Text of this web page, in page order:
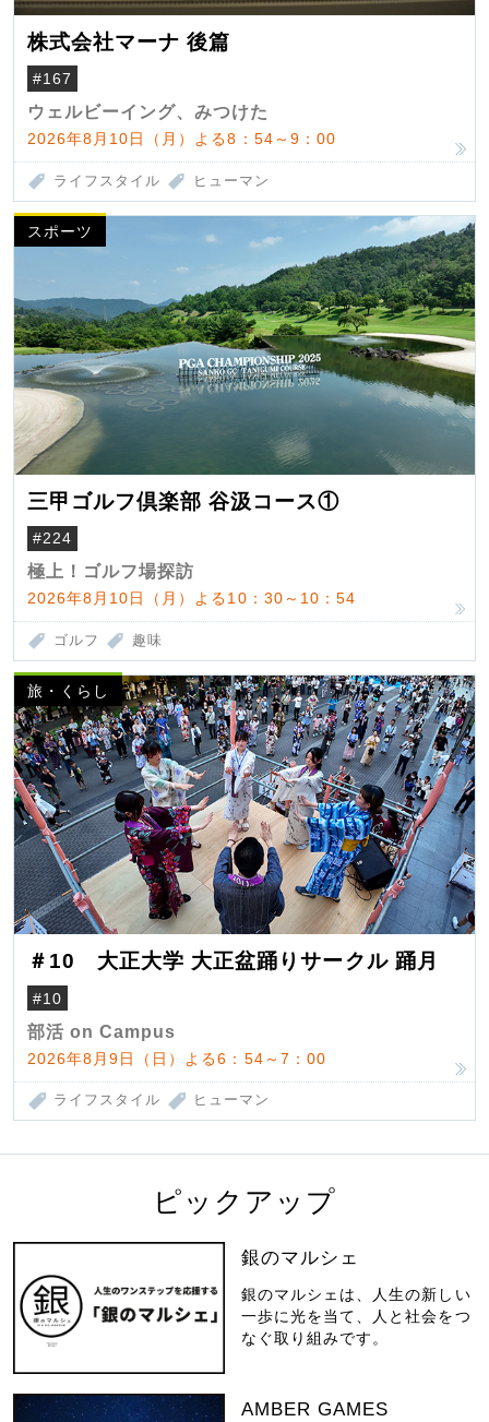
株式会社マーナ 後篇
#167
ウェルビーイング、みつけた
2026年8月10日（月）よる8：54～9：00
ライフスタイル ヒューマン
スポーツ
三甲ゴルフ倶楽部 谷汲コース①
#224
極上！ゴルフ場探訪
2026年8月10日（月）よる10：30～10：54
ゴルフ 趣味
旅・くらし
＃10 大正大学 大正盆踊りサークル 踊月
#10
部活 on Campus
2026年8月9日（日）よる6：54～7：00
ライフスタイル ヒューマン
ピックアップ
銀のマルシェ
銀のマルシェは、人生の新しい
一歩に光を当て、人と社会をつ
なぐ取り組みです。
AMBER GAMES